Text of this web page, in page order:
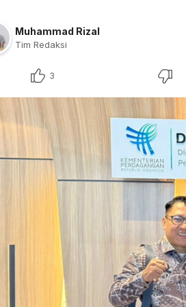
Muhammad Rizal
Tim Redaksi
3